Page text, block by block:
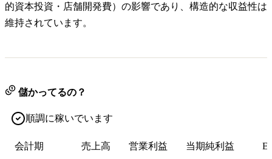
的資本投資・店舗開発費）の影響であり、構造的な収益性は
維持されています。
儲かってるの？
順調に稼いでいます
会計期 売上高 営業利益 当期純利益